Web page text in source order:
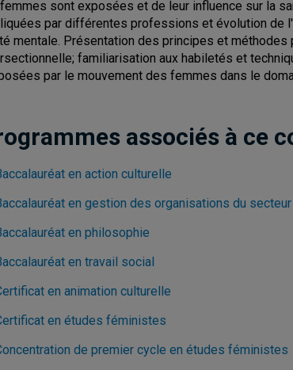
sont exposées et de leur influence sur la
par différentes professions et évolution de
mentale. Présentation des principes et
familiarisation aux habiletés et
par le mouvement des femmes dans le
associés à ce
en action culturelle
en gestion des organisations du
en philosophie
en travail social
en animation culturelle
en études féministes
de premier cycle en études féministes